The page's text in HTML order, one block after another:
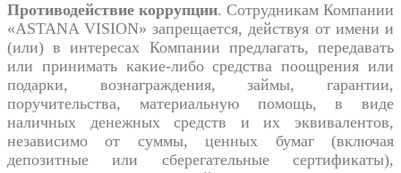
Противодействие коррупции. Сотрудникам Компании
«ASTANA VISION» запрещается, действуя от имени и
(или) в интересах Компании предлагать, передавать
или принимать какие-либо средства поощрения или
подарки, вознаграждения, займы, гарантии,
поручительства, материальную помощь, в виде
наличных денежных средств и их эквивалентов,
независимо от суммы, ценных бумаг (включая
депозитные или сберегательные сертификаты),